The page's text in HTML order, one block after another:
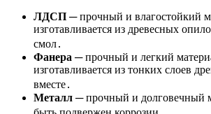
ЛДСП ─ прочный и влагостойкий
изготавливается из древесных
смол․
Фанера ─ прочный и легкий
изготавливается из тонких слоев
вместе․
Металл ─ прочный и долговечный